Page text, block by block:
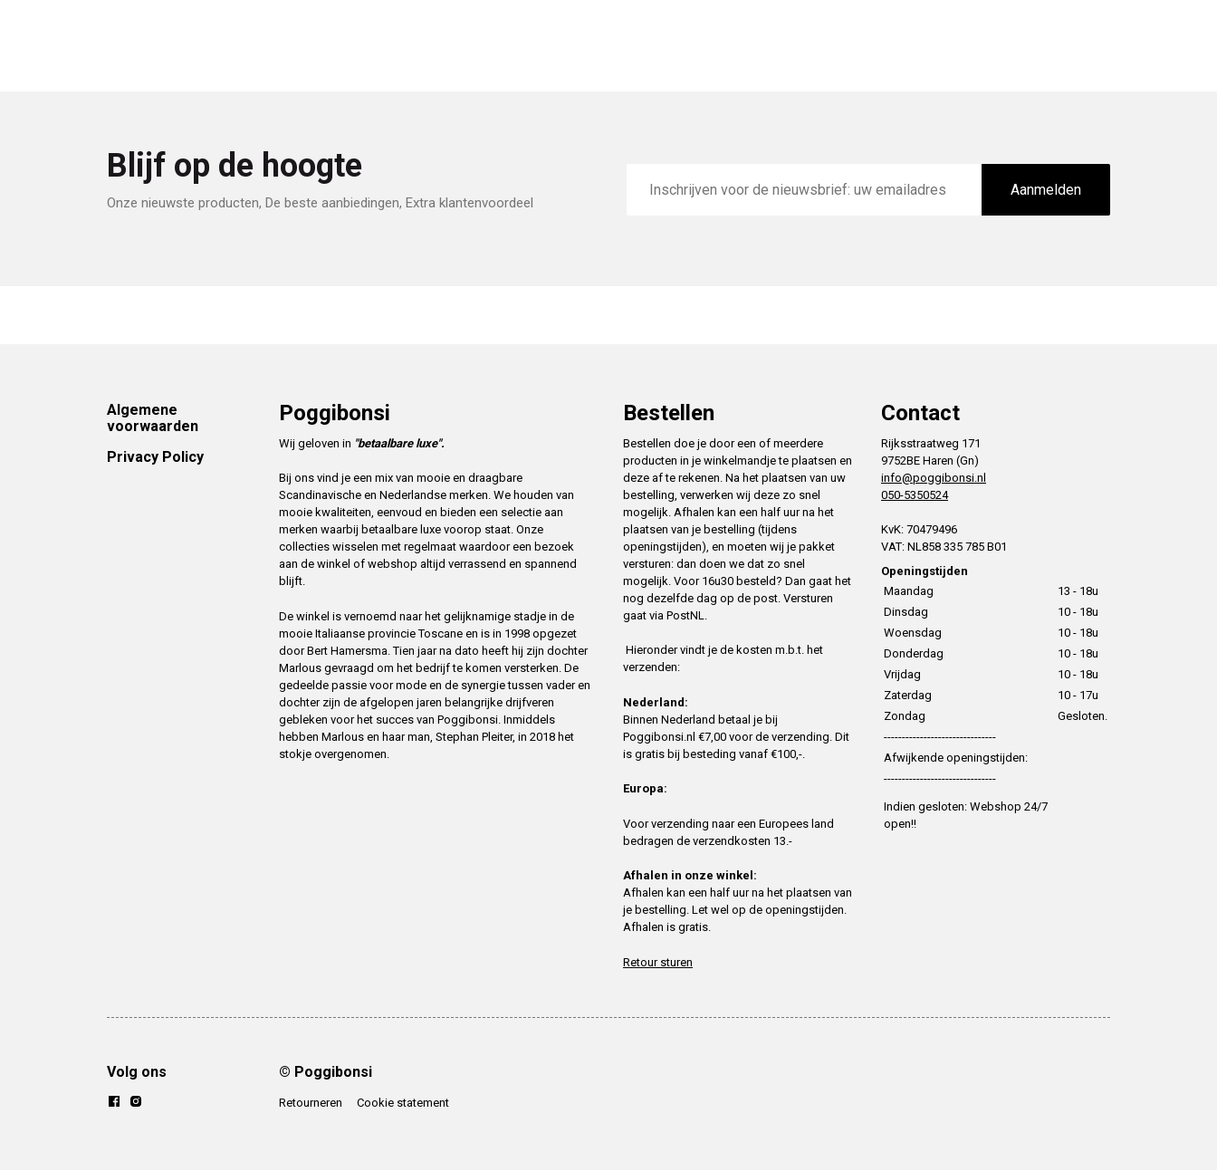
Blijf op de hoogte
Onze nieuwste producten, De beste aanbiedingen, Extra klantenvoordeel
mailadres
Aanmelden
Footer
Algemene
voorwaarden
Privacy Policy
Poggibonsi
Wij geloven in "betaalbare luxe".
Bij ons vind je een mix van mooie en draagbare
Scandinavische en Nederlandse merken. We houden van
mooie kwaliteiten, eenvoud en bieden een selectie aan
merken waarbij betaalbare luxe voorop staat. Onze
collecties wisselen met regelmaat waardoor een bezoek
aan de winkel of webshop altijd verrassend en spannend
blijft.
De winkel is vernoemd naar het gelijknamige stadje in de
mooie Italiaanse provincie Toscane en is in 1998 opgezet
door Bert Hamersma. Tien jaar na dato heeft hij zijn dochter
Marlous gevraagd om het bedrijf te komen versterken. De
gedeelde passie voor mode en de synergie tussen vader en
dochter zijn de afgelopen jaren belangrijke drijfveren
gebleken voor het succes van Poggibonsi. Inmiddels
hebben Marlous en haar man, Stephan Pleiter, in 2018 het
stokje overgenomen.
Bestellen
Bestellen doe je door een of meerdere
producten in je winkelmandje te plaatsen en
deze af te rekenen. Na het plaatsen van uw
bestelling, verwerken wij deze zo snel
mogelijk. Afhalen kan een half uur na het
plaatsen van je bestelling (tijdens
openingstijden), en moeten wij je pakket
versturen: dan doen we dat zo snel
mogelijk. Voor 16u30 besteld? Dan gaat het
nog dezelfde dag op de post. Versturen
gaat via PostNL.
Hieronder vindt je de kosten m.b.t. het
verzenden:
Nederland:
Binnen Nederland betaal je bij
Poggibonsi.nl €7,00 voor de verzending. Dit
is gratis bij besteding vanaf €100,-.
Europa:
Voor verzending naar een Europees land
bedragen de verzendkosten 13.-
Afhalen in onze winkel:
Afhalen kan een half uur na het plaatsen van
je bestelling. Let wel op de openingstijden.
Afhalen is gratis.
Retour sturen
Contact
Rijksstraatweg 171
9752BE Haren (Gn)
info@poggibonsi.nl
050-5350524
KvK: 70479496
VAT: NL858 335 785 B01
Openingstijden
Maandag
13 - 18u
Dinsdag
10 - 18u
Woensdag
10 - 18u
Donderdag
10 - 18u
Vrijdag
10 - 18u
Zaterdag
10 - 17u
Zondag
Gesloten.
-------------------------------
Afwijkende openingstijden:
-------------------------------
Indien gesloten: Webshop 24/7
open!!
Volg ons © Poggibonsi
Retourneren Cookie statement